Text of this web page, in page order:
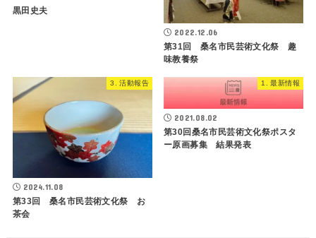
黒田史夫
2022.12.06
第31回 桑名市民芸術文化祭 趣
味教養祭
3. 活動報告
2024.11.08
第33回 桑名市民芸術文化祭 お
茶会
1. 最新情報
2021.08.02
第30回桑名市民芸術文化祭ポスタ
ー原画募集 結果発表